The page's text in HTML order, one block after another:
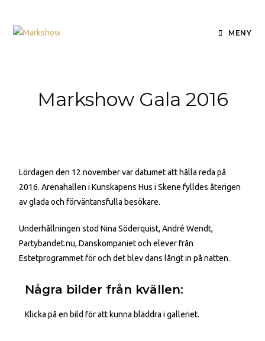
MENY
Markshow Gala 2016
Lördagen den 12 november var datumet att hålla reda på
2016. Arenahallen i Kunskapens Hus i Skene fylldes återigen
av glada och förväntansfulla besökare.
Underhållningen stod Nina Söderquist, André Wendt,
Partybandet.nu, Danskompaniet och elever från
Estetprogrammet för och det blev dans långt in på natten.
Några bilder från kvällen:
Klicka på en bild för att kunna bläddra i galleriet.